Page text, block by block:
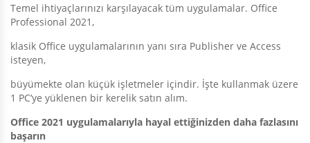
Temel ihtiyaçlarınızı karşılayacak tüm uygulamalar. Office
Professional 2021,
klasik Office uygulamalarının yanı sıra Publisher ve Access
isteyen,
büyümekte olan küçük işletmeler içindir. İşte kullanmak üzere
1 PC’ye yüklenen bir kerelik satın alım.
Office 2021 uygulamalarıyla hayal ettiğinizden daha fazlasını
başarın